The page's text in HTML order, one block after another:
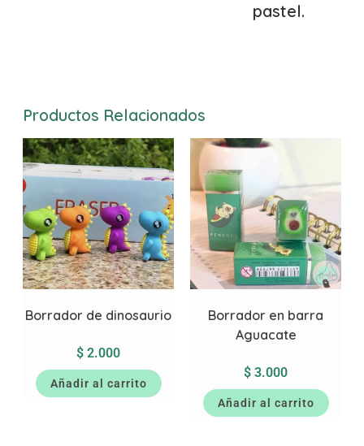
pastel.
Productos Relacionados
Borrador de dinosaurio
$ 2.000
Añadir al carrito
Borrador en barra
Aguacate
$ 3.000
Añadir al carrito